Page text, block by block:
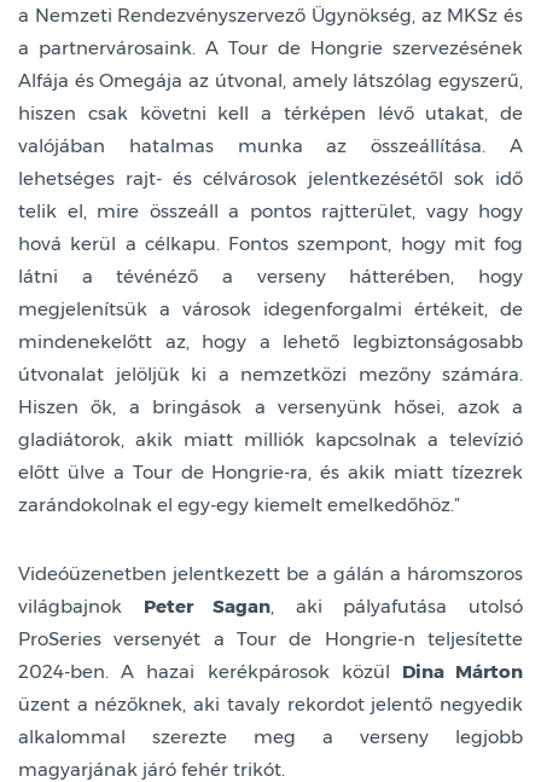
a Nemzeti Rendezvényszervező Ügynökség, az MKSz és
a partnervárosaink. A Tour de Hongrie szervezésének
Alfája és Omegája az útvonal, amely látszólag egyszerű,
hiszen csak követni kell a térképen lévő utakat, de
valójában hatalmas munka az összeállítása. A
lehetséges rajt- és célvárosok jelentkezésétől sok idő
telik el, mire összeáll a pontos rajtterület, vagy hogy
hová kerül a célkapu. Fontos szempont, hogy mit fog
látni a tévénéző a verseny hátterében, hogy
megjelenítsük a városok idegenforgalmi értékeit, de
mindenekelőtt az, hogy a lehető legbiztonságosabb
útvonalat jelöljük ki a nemzetközi mezőny számára.
Hiszen ők, a bringások a versenyünk hősei, azok a
gladiátorok, akik miatt milliók kapcsolnak a televízió
előtt ülve a Tour de Hongrie-ra, és akik miatt tízezrek
zarándokolnak el egy-egy kiemelt emelkedőhöz.”
Videóüzenetben jelentkezett be a gálán a háromszoros
világbajnok Peter Sagan , aki pályafutása utolsó
ProSeries versenyét a Tour de Hongrie-n teljesítette
2024-ben. A hazai kerékpárosok közül Dina Márton
üzent a nézőknek, aki tavaly rekordot jelentő negyedik
alkalommal szerezte meg a verseny legjobb
magyarjának járó fehér trikót.